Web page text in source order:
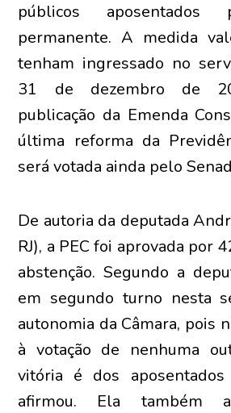
públicos aposentados
permanente. A medida
tenham ingressado no
31 de dezembro de
publicação da Emenda
última reforma da
será votada ainda pelo
De autoria da deputada
RJ), a PEC foi aprovada por
abstenção. Segundo a
em segundo turno nesta
autonomia da Câmara, pois
à votação de nenhuma
vitória é dos aposentados
afirmou. Ela também